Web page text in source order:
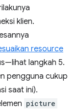
klien.
resource
langkah 5.
pengguna cukup
saat ini).
picture